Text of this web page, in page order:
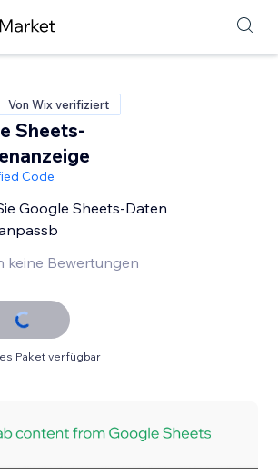
Von Wix verifiziert
Sheets-
Code
Google Sheets-Daten
keine Bewertungen
Paket verfügbar